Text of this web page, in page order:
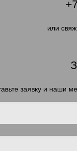
или
заявку и наши